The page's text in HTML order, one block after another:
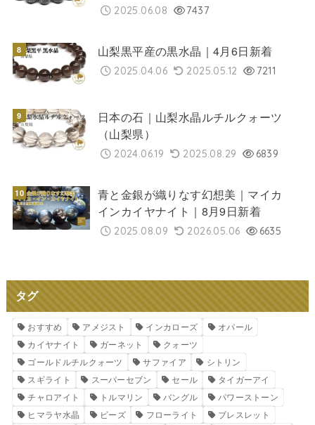
2025.06.08 7437
山梨黒平産の黒水晶｜4月6日新着
2025.04.06 2025.05.12 7211
日本の石｜山梨水晶ルチルクォーツ
（山梨県）
2024.06.19 2025.08.29 6839
青と金銀が織りなす幻想美｜マイカ
インカイヤナイト｜8月9日新着
2025.08.09 2026.05.06 6635
タグ
おすすめ アメジスト インカローズ
オパール
カイヤナイト
ガーネット
クォーツ
ゴールドルチルクォーツ
サファイア
シトリン
スギライト
スーパーセブン セール
タイガーアイ
チャロアイト
トルマリン バングル
パワーストーン
ヒマラヤ水晶
ビーズ フローライト
ブレスレット